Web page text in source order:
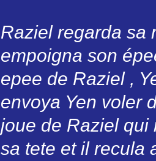
Raziel regarda sa
empoigna son
epee de Raziel ,
envoya Yen voler
joue de Raziel qui
sa tete et il recula